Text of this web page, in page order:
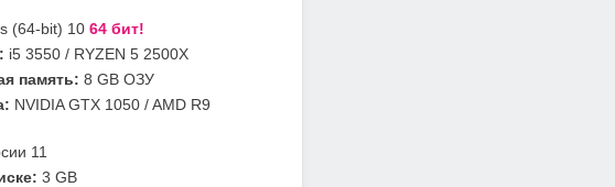
(64-bit) 10 64 бит!
i5 3550 / RYZEN 5 2500X
память: 8 GB ОЗУ
NVIDIA GTX 1050 / AMD R9
11
3 GB